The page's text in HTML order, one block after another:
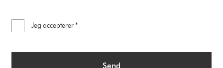
Jeg accepterer *
Send